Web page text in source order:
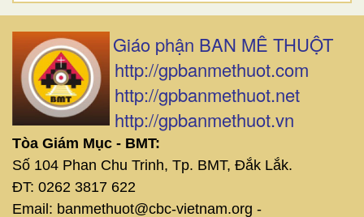
Giáo phận BAN MÊ THUỘT
http://gpbanmethuot.com
http://gpbanmethuot.net
http://gpbanmethuot.vn
Tòa Giám Mục - BMT:
Số 104 Phan Chu Trinh, Tp. BMT, Đắk Lắk.
ĐT: 0262 3817 622
Email: banmethuot@cbc-vietnam.org -